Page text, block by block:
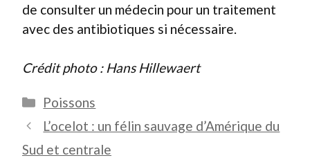
de consulter un médecin pour un traitement
avec des antibiotiques si nécessaire.
Crédit photo : Hans Hillewaert
Catégories
Poissons
L’ocelot : un félin sauvage d’Amérique du
Sud et centrale